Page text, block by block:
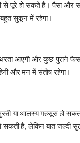
से पूरे हो सकते हैं। पैसा और
सुकून में रहेगा।
आएगी और कुछ पुराने
और मन में संतोष रहेगा।
या आलस्य महसूस हो
सकती है, लेकिन बात जल्दी